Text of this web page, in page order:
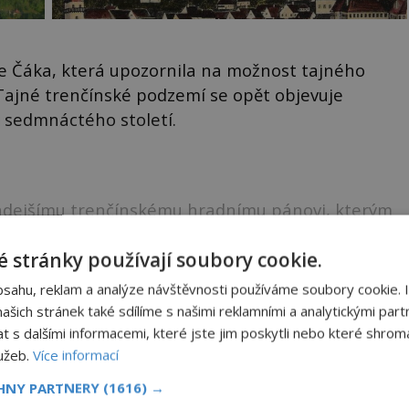
Čáka, která upozornila na možnost tajného
trenčínské podzemí se opět objevuje
století.
trenčínskému hradnímu pánovi, kterým
k dočtení. Nenechte si to ujít!
PREMIUM?
naším Premiumčtenářem a
stránky používají soubory cookie.
reklam a analýze návštěvnosti používáme soubory cookie.
stránek také sdílíme s našimi reklamními a analytickými
s dalšími informacemi, které jste jim poskytli nebo které
Více informací
PARTNERY (1616) →